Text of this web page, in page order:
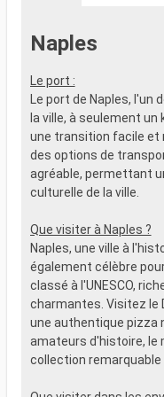
- Activités récréatives
- Personnel qualifié
AUTRES PRIVILÈGES
- Points MSC Voyagers
Naples
Le port :
Le port de Naples, l'un
la ville, à seulement
une transition facile et
des options de
agréable, permettant
culturelle de la ville.
Que visiter à Naples ?
Naples, une ville à
également célèbre
classé à l'UNESCO,
charmantes. Visitez le
une authentique pizza
amateurs d'histoire, le
collection